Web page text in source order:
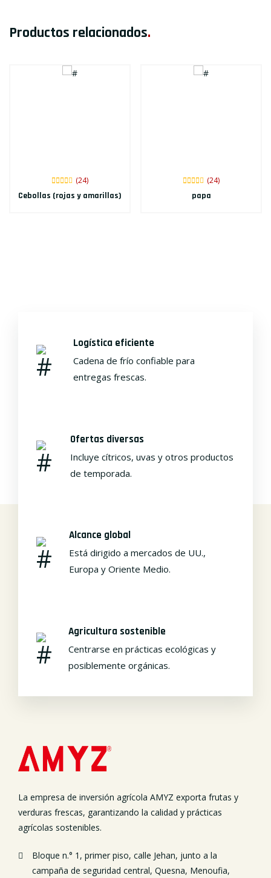
Productos relacionados.
(24)
Cebollas (rojas y amarillas)
(24)
papa
Logística eficiente
Cadena de frío confiable para
entregas frescas.
Ofertas diversas
Incluye cítricos, uvas y otros productos
de temporada.
Alcance global
Está dirigido a mercados de UU.,
Europa y Oriente Medio.
Agricultura sostenible
Centrarse en prácticas ecológicas y
posiblemente orgánicas.
La empresa de inversión agrícola AMYZ exporta frutas y
verduras frescas, garantizando la calidad y prácticas
agrícolas sostenibles.
Bloque n.° 1, primer piso, calle Jehan, junto a la
campaña de seguridad central, Quesna, Menoufia,